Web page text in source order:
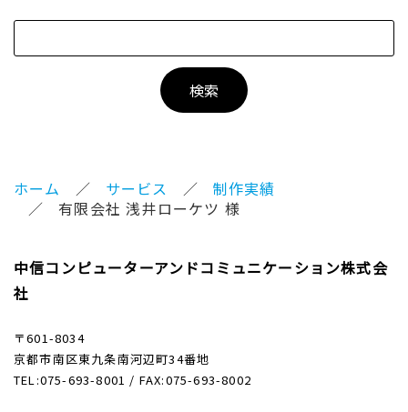
ホーム サービス
制作実績
有限会社 浅井ローケツ 様
中信コンピューターアンドコミュニケーション株式会
社
〒601-8034
京都市南区東九条南河辺町34番地
TEL:075-693-8001 / FAX:075-693-8002